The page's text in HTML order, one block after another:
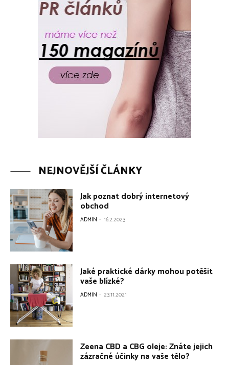
NEJNOVĚJŠÍ ČLÁNKY
Jak poznat dobrý internetový
obchod
ADMIN - 16.2.2023
Jaké praktické dárky mohou potěšit
vaše blízké?
ADMIN - 23.11.2021
Zeena CBD a CBG oleje: Znáte jejich
zázračné účinky na vaše tělo?